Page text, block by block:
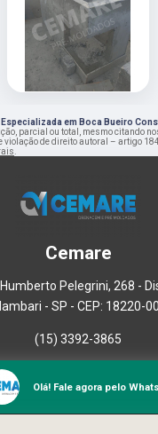
Especializada em Boca Bueiro
parcial ou total, mesmo citando
violação de direito autoral – artigo
Cemare
Pelegrini, 268 -
- SP - CEP: 18220-
(15) 3392-3865
Empresa
Missão
Olá! Fale agora pelo